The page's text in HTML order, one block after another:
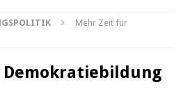
Mehr Zeit für